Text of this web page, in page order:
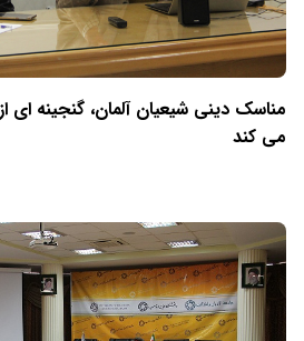
مناسک دینی شیعیان آلمان، گنجینه
می کند